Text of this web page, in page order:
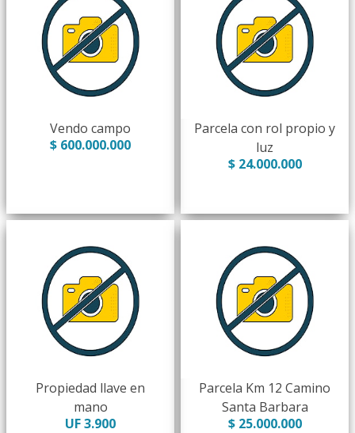
Vendo campo
$ 600.000.000
Parcela con rol propio y
luz
$ 24.000.000
Propiedad llave en
mano
UF 3.900
Parcela Km 12 Camino
Santa Barbara
$ 25.000.000